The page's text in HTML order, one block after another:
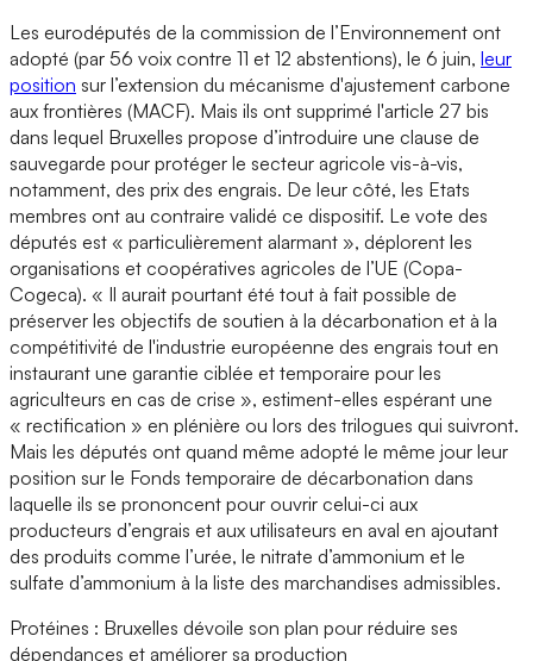
Les eurodéputés de la commission de l’Environnement ont
adopté (par 56 voix contre 11 et 12 abstentions), le 6 juin, leur
position sur l’extension du mécanisme d'ajustement carbone
aux frontières (MACF). Mais ils ont supprimé l'article 27 bis
dans lequel Bruxelles propose d’introduire une clause de
sauvegarde pour protéger le secteur agricole vis-à-vis,
notamment, des prix des engrais. De leur côté, les Etats
membres ont au contraire validé ce dispositif. Le vote des
députés est « particulièrement alarmant », déplorent les
organisations et coopératives agricoles de l’UE (Copa-
Cogeca). « Il aurait pourtant été tout à fait possible de
préserver les objectifs de soutien à la décarbonation et à la
compétitivité de l'industrie européenne des engrais tout en
instaurant une garantie ciblée et temporaire pour les
agriculteurs en cas de crise », estiment-elles espérant une
« rectification » en plénière ou lors des trilogues qui suivront.
Mais les députés ont quand même adopté le même jour leur
position sur le Fonds temporaire de décarbonation dans
laquelle ils se prononcent pour ouvrir celui-ci aux
producteurs d’engrais et aux utilisateurs en aval en ajoutant
des produits comme l’urée, le nitrate d’ammonium et le
sulfate d’ammonium à la liste des marchandises admissibles.
Protéines : Bruxelles dévoile son plan pour réduire ses
dépendances et améliorer sa production